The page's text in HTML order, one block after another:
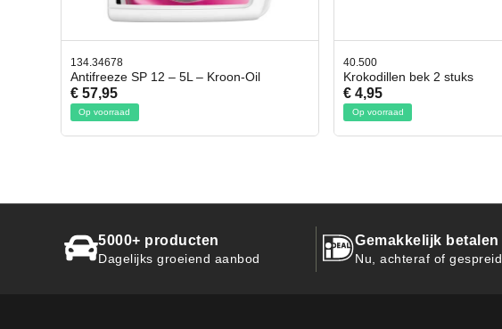
40.500
Krokodillen bek 2 stuks
€ 4,95
Op voorraad
78.80350
Gevlochtenkous ø 35mm
€ 50,95
Op voorraad
5000+ producten
Dagelijks groeiend aanbod
Gemakkelijk betalen
Nu, achteraf of gespreid